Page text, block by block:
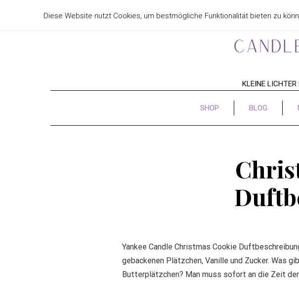
KLEINE LICHTER
SHOP BLOG
Yankee Candle Christmas Cookie
gebackenen Plätzchen, Vanille und Zucker. Was
Butterplätzchen? Man muss sofort an die Zeit
Diese Website nutzt Cookies, um bestmögliche Funktionalität bieten zu